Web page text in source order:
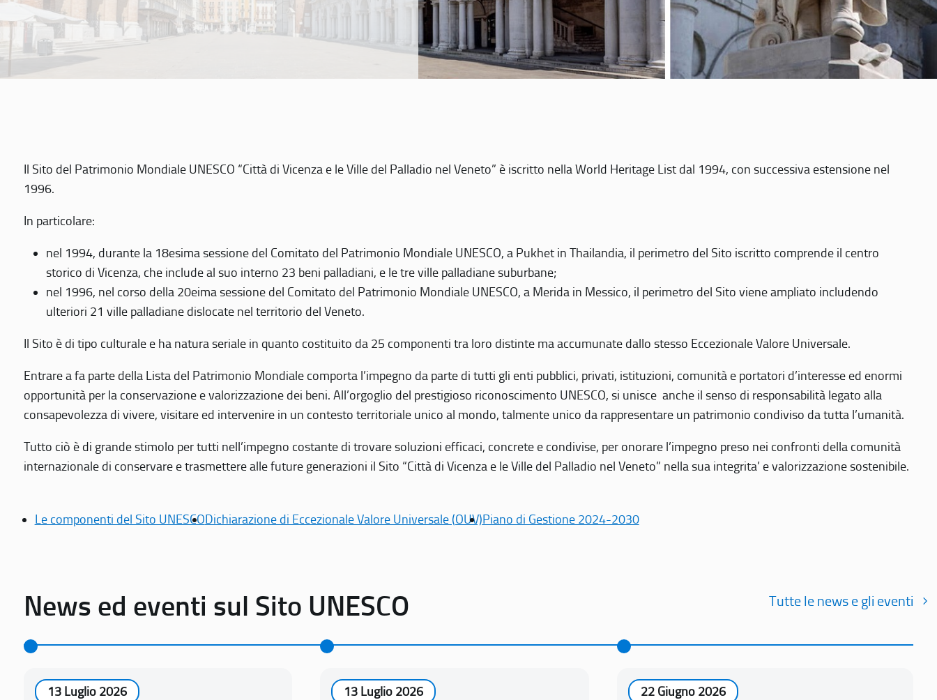
Il Sito del Patrimonio Mondiale UNESCO “Città di Vicenza e le Ville del Palladio nel Veneto” è iscritto nella World Heritage List dal 1994, con successiva estensione nel
1996.
In particolare:
nel 1994, durante la 18esima sessione del Comitato del Patrimonio Mondiale UNESCO, a Pukhet in Thailandia, il perimetro del Sito iscritto comprende il centro
storico di Vicenza, che include al suo interno 23 beni palladiani, e le tre ville palladiane suburbane;
nel 1996, nel corso della 20eima sessione del Comitato del Patrimonio Mondiale UNESCO, a Merida in Messico, il perimetro del Sito viene ampliato includendo
ulteriori 21 ville palladiane dislocate nel territorio del Veneto.
Il Sito è di tipo culturale e ha natura seriale in quanto costituito da 25 componenti tra loro distinte ma accumunate dallo stesso Eccezionale Valore Universale.
Entrare a fa parte della Lista del Patrimonio Mondiale comporta l’impegno da parte di tutti gli enti pubblici, privati, istituzioni, comunità e portatori d’interesse ed enormi
opportunità per la conservazione e valorizzazione dei beni. All’orgoglio del prestigioso riconoscimento UNESCO, si unisce anche il senso di responsabilità legato alla
consapevolezza di vivere, visitare ed intervenire in un contesto territoriale unico al mondo, talmente unico da rappresentare un patrimonio condiviso da tutta l’umanità.
Tutto ciò è di grande stimolo per tutti nell’impegno costante di trovare soluzioni efficaci, concrete e condivise, per onorare l’impegno preso nei confronti della comunità
internazionale di conservare e trasmettere alle future generazioni il Sito “Città di Vicenza e le Ville del Palladio nel Veneto” nella sua integrita’ e valorizzazione sostenibile.
Le componenti del Sito UNESCODichiarazione di Eccezionale Valore Universale (OUV)Piano di Gestione 2024-2030
News ed eventi sul Sito UNESCO Tutte le news e gli eventi
13 Luglio 2026 13 Luglio 2026 22 Giugno 2026